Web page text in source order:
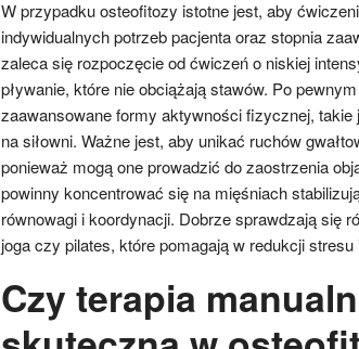
W przypadku osteofitozy istotne jest, aby
indywidualnych potrzeb pacjenta oraz stopnia
zaleca się rozpoczęcie od ćwiczeń o niskiej
pływanie, które nie obciążają stawów. Po
zaawansowane formy aktywności fizycznej,
na siłowni. Ważne jest, aby unikać ruchów
ponieważ mogą one prowadzić do zaostrzenia
powinny koncentrować się na mięśniach
równowagi i koordynacji. Dobrze sprawdzają się
joga czy pilates, które pomagają w redukcji
Czy terapia